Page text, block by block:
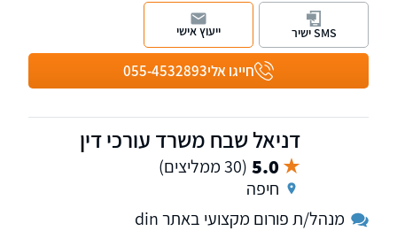
נזקי גוף, ביטוח לאומי, פוליסת סיעוד, תאונות
אישיות ואובדן כושר עבודה.
חייגו אלי055-4532893
SMS ישיר ייעוץ אישי
דניאל שבח משרד עורכי דין
5.0 (30 ממליצים)
חיפה
מנהל/ת פורום מקצועי באתר din